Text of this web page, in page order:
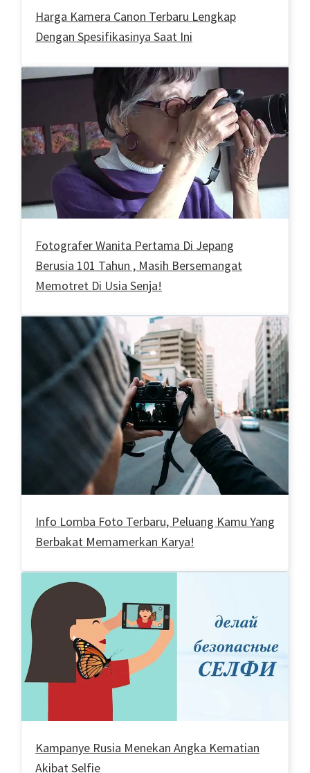
Harga Kamera Canon Terbaru Lengkap
Dengan Spesifikasinya Saat Ini
Fotografer Wanita Pertama Di Jepang
Berusia 101 Tahun , Masih Bersemangat
Memotret Di Usia Senja!
Info Lomba Foto Terbaru, Peluang Kamu Yang
Berbakat Memamerkan Karya!
Kampanye Rusia Menekan Angka Kematian
Akibat Selfie